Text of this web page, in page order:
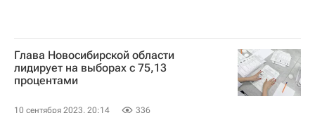
Глава Новосибирской области
лидирует на выборах с 75,13
процентами
10 сентября 2023, 20:14 336